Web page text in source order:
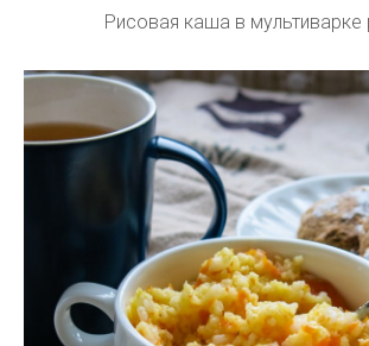
Рисовая каша в мультиварке